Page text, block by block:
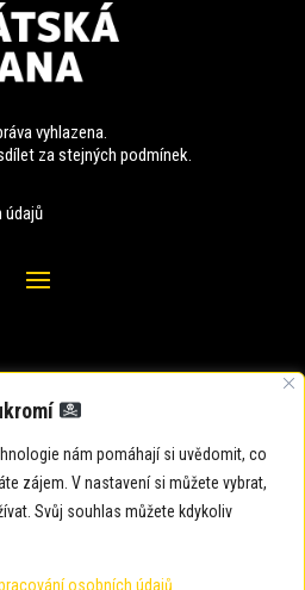
nám pomáhají si uvědomit, co
zájem. V nastavení si můžete vybrat,
Svůj souhlas můžete kdykoliv
osobních údajů
vyhlazena.
za stejných podmínek.
údajů